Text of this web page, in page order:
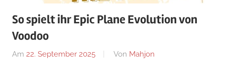
So spielt ihr Epic Plane Evolution von
Voodoo
Am 22. September 2025 Von Mahjon